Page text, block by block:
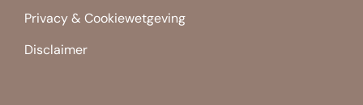
Privacy & Cookiewetgeving
Disclaimer